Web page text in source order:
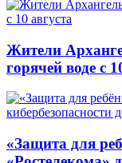
Жители
горячей воде с
«Защита для